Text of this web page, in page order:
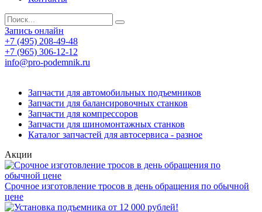
Запись онлайн
+7 (495) 208-49-48
+7 (965) 306-12-12
info@pro-podemnik.ru
Запчасти для автомобильных подъемников
Запчасти для балансировочных станков
Запчасти для компрессоров
Запчасти для шиномонтажных станков
Каталог запчастей для автосервиса - разное
Акции
Срочное изготовление тросов в день обращения по обычной
цене